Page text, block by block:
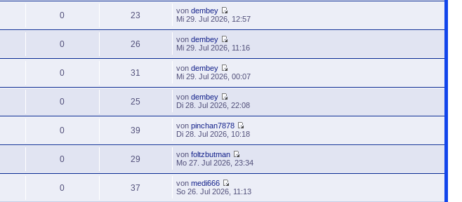
0 23 vondembey
Mi 29. Jul 2026, 12:57
0 26 vondembey
Mi 29. Jul 2026, 11:16
0 31 vondembey
Mi 29. Jul 2026, 00:07
0 25 vondembey
Di 28. Jul 2026, 22:08
0 39 vonpinchan7878
Di 28. Jul 2026, 10:18
0 29 vonfoltzbutman
Mo 27. Jul 2026, 23:34
0 37 vonmedi666
So 26. Jul 2026, 11:13